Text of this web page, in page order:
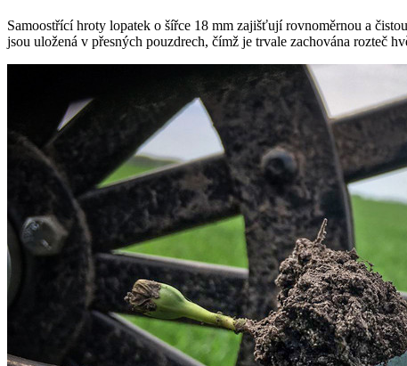
Samoostřící hroty lopatek o šířce 18 mm zajišťují rovnoměrnou a
jsou uložená v přesných pouzdrech, čímž je trvale zachována rozteč